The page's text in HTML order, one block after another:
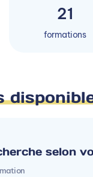
21
formations
selon